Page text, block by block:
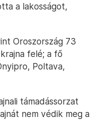
a lakosságot,
Oroszország 73
felé; a fő
Poltava,
támadássorzat
nem védik meg a